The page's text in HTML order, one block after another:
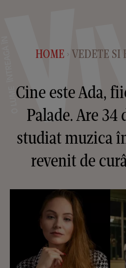
HOME > VEDETE SI
Cine este Ada,
Palade. Are 34
studiat muzica
revenit de